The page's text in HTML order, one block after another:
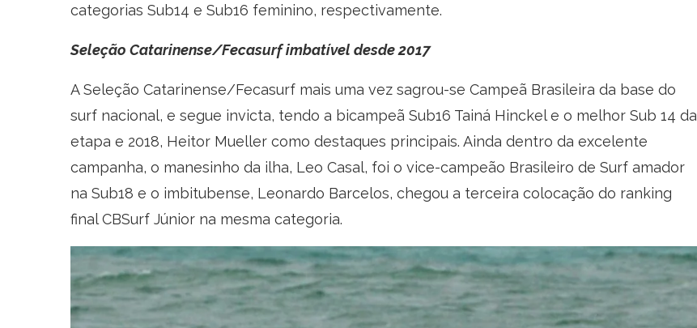
categorias Sub14 e Sub16 feminino, respectivamente.
Seleção Catarinense/Fecasurf imbatível desde 2017
A Seleção Catarinense/Fecasurf mais uma vez sagrou-se Campeã Brasileira da base do
surf nacional, e segue invicta, tendo a bicampeã Sub16 Tainá Hinckel e o melhor Sub 14 da
etapa e 2018, Heitor Mueller como destaques principais. Ainda dentro da excelente
campanha, o manesinho da ilha, Leo Casal, foi o vice-campeão Brasileiro de Surf amador
na Sub18 e o imbitubense, Leonardo Barcelos, chegou a terceira colocação do ranking
final CBSurf Júnior na mesma categoria.